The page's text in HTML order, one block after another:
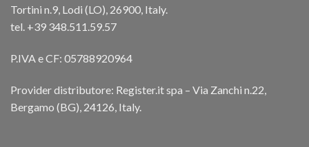
Tortini n.9, Lodi (LO), 26900, Italy.
tel. +39 348.511.59.57
P.IVA e CF: 05788920964
Provider distributore: Register.it spa – Via Zanchi n.22,
Bergamo (BG), 24126, Italy.